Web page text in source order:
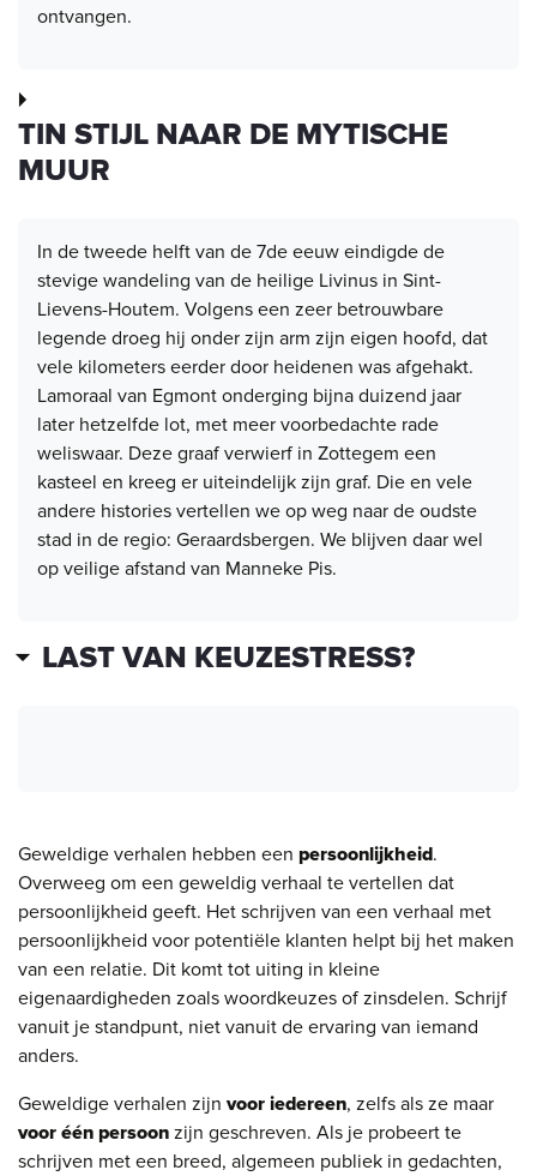
ontvangen.
TIN STIJL NAAR DE MYTISCHE
MUUR
In de tweede helft van de 7de eeuw eindigde de
stevige wandeling van de heilige Livinus in Sint-
Lievens-Houtem. Volgens een zeer betrouwbare
legende droeg hij onder zijn arm zijn eigen hoofd, dat
vele kilometers eerder door heidenen was afgehakt.
Lamoraal van Egmont onderging bijna duizend jaar
later hetzelfde lot, met meer voorbedachte rade
weliswaar. Deze graaf verwierf in Zottegem een
kasteel en kreeg er uiteindelijk zijn graf. Die en vele
andere histories vertellen we op weg naar de oudste
stad in de regio: Geraardsbergen. We blijven daar wel
op veilige afstand van Manneke Pis.
LAST VAN KEUZESTRESS?
Geweldige verhalen hebben een persoonlijkheid.
Overweeg om een geweldig verhaal te vertellen dat
persoonlijkheid geeft. Het schrijven van een verhaal met
persoonlijkheid voor potentiële klanten helpt bij het maken
van een relatie. Dit komt tot uiting in kleine
eigenaardigheden zoals woordkeuzes of zinsdelen. Schrijf
vanuit je standpunt, niet vanuit de ervaring van iemand
anders.
Geweldige verhalen zijn voor iedereen, zelfs als ze maar
voor één persoon zijn geschreven. Als je probeert te
schrijven met een breed, algemeen publiek in gedachten,